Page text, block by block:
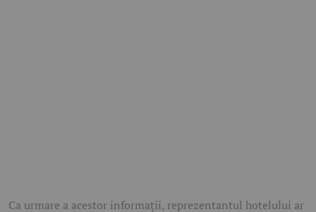
Ca urmare a acestor informații, reprezentantul hotelului ar